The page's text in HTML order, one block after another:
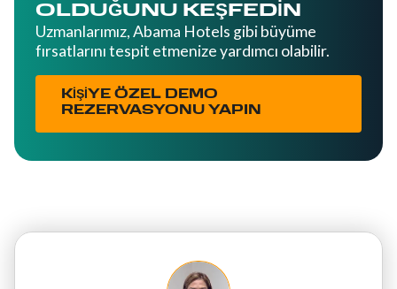
OLDUĞUNU KEŞFEDIN
Uzmanlarımız, Abama Hotels gibi büyüme
fırsatlarını tespit etmenize yardımcı olabilir.
KİŞİYE ÖZEL DEMO
REZERVASYONU YAPIN